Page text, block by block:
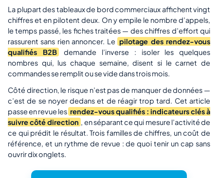
La plupart des tableaux de bord commerciaux affichent vingt
chiffres et en pilotent deux. On y empile le nombre d’appels,
le temps passé, les fiches traitées — des chiffres d’effort qui
rassurent sans rien annoncer. Le pilotage des rendez-vous
qualifiés B2B demande l’inverse : isoler les quelques
nombres qui, lus chaque semaine, disent si le carnet de
commandes se remplit ou se vide dans trois mois.
Côté direction, le risque n’est pas de manquer de données —
c’est de se noyer dedans et de réagir trop tard. Cet article
passe en revue les rendez-vous qualifiés : indicateurs clés à
suivre côté direction , en séparant ce qui mesure l’activité de
ce qui prédit le résultat. Trois familles de chiffres, un coût de
référence, et un rythme de revue : de quoi tenir un cap sans
ouvrir dix onglets.